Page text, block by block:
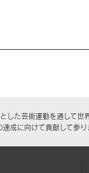
した芸術運動を通して世
成に向けて貢献して参り